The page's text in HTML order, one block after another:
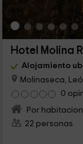
Hotel Molina
Alojamiento
Molinaseca,
0
Por
22 personas